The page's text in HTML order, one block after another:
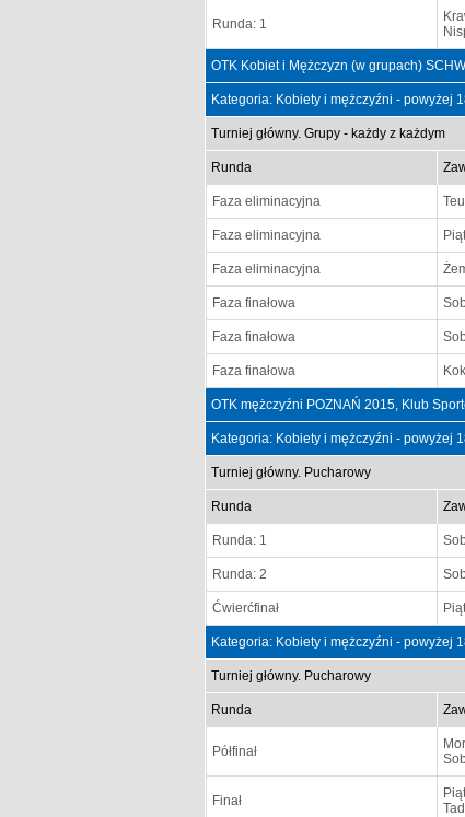
Runda: 1
OTK Kobiet i Mężczyzn (w grupach)
Kategoria: Kobiety i mężczyźni - powyżej
Turniej główny. Grupy - każdy z każdym
Runda
Faza eliminacyjna
Faza eliminacyjna
Faza eliminacyjna
Faza finałowa
Faza finałowa
Faza finałowa
OTK mężczyźni POZNAŃ 2015, Klub
Kategoria: Kobiety i mężczyźni - powyżej
Turniej główny. Pucharowy
Runda
Runda: 1
Runda: 2
Ćwierćfinał
Kategoria: Kobiety i mężczyźni - powyżej
Turniej główny. Pucharowy
Runda
Półfinał
Finał